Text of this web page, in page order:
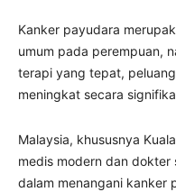
Kanker payudara
umum pada perempuan,
terapi yang tepat,
meningkat secara
Malaysia, khususnya
medis modern dan
dalam menangani kanker